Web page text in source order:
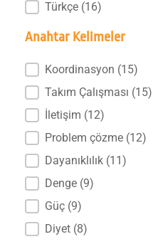
Türkçe (16)
Anahtar Kelimeler
Anahtar Kelimeler
Koordinasyon (15)
Takım Çalışması (15)
İletişim (12)
Problem çözme (12)
Dayanıklılık (11)
Denge (9)
Güç (9)
Diyet (8)